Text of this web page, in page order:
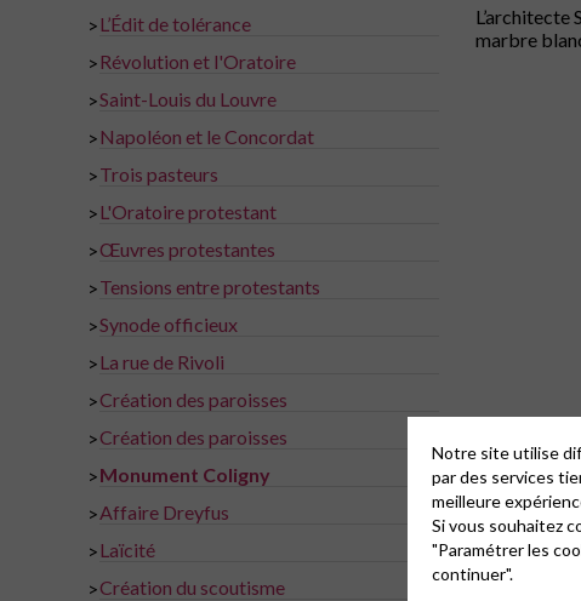
>L’Édit de tolérance
>Révolution et l'Oratoire
>Saint-Louis du Louvre
>Napoléon et le Concordat
>Trois pasteurs
>L'Oratoire protestant
>Œuvres protestantes
>Tensions entre protestants
>Synode officieux
>La rue de Rivoli
>Création des paroisses
>Création des paroisses
>Monument Coligny
>Affaire Dreyfus
>Laïcité
>Création du scoutisme
marbre
Notre site utilise
par des services
meilleure
Si vous souhaitez
"Paramétrer les
continuer".